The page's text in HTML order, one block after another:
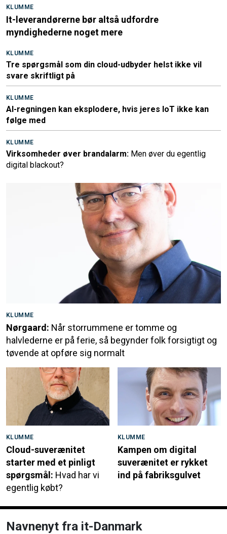
KLUMME
It-leverandørerne bør altså udfordre
myndighederne noget mere
KLUMME
Tre spørgsmål som din cloud-udbyder helst ikke vil
svare skriftligt på
KLUMME
AI-regningen kan eksplodere, hvis jeres IoT ikke kan
følge med
KLUMME
Virksomheder øver brandalarm: Men øver du egentlig
digital blackout?
KLUMME
Nørgaard: Når storrummene er tomme og
halvlederne er på ferie, så begynder folk forsigtigt og
tøvende at opføre sig normalt
KLUMME
Cloud-suverænitet
starter med et pinligt
spørgsmål: Hvad har vi
egentlig købt?
KLUMME
Kampen om digital
suverænitet er rykket
ind på fabriksgulvet
Navnenyt fra it-Danmark